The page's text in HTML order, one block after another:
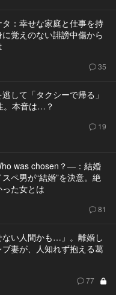
：幸せな家庭と仕事を持
覚えのない誹謗中傷から
35
して「タクシーで帰る」
。本音は…？
19
was chosen？―：結婚
ペ男が“結婚”を決意。絶
た女とは
81
ない人間かも…」。離婚し
妻が、人知れず抱える葛
77